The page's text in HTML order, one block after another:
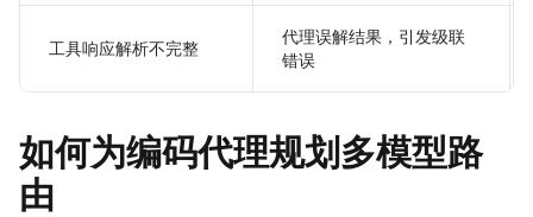
工具响应解析不完整
代理误解结果，引发级联
错误
如何为编码代理规划多模型路
由